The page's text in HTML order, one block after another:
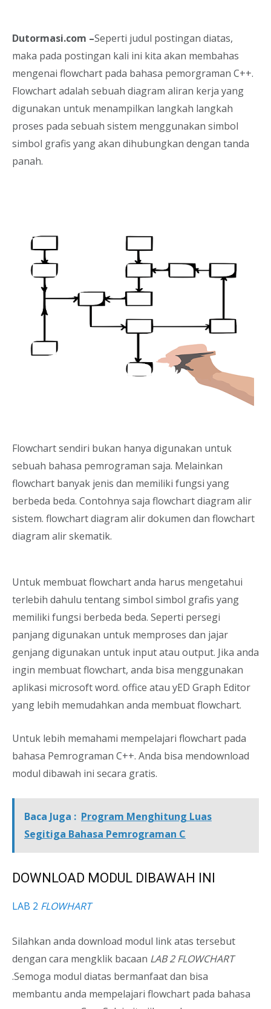
Dutormasi.com –Seperti judul postingan diatas,
maka pada postingan kali ini kita akan membahas
mengenai flowchart pada bahasa pemorgraman C++.
Flowchart adalah sebuah diagram aliran kerja yang
digunakan untuk menampilkan langkah langkah
proses pada sebuah sistem menggunakan simbol
simbol grafis yang akan dihubungkan dengan tanda
panah.
Flowchart sendiri bukan hanya digunakan untuk
sebuah bahasa pemrograman saja. Melainkan
flowchart banyak jenis dan memiliki fungsi yang
berbeda beda. Contohnya saja flowchart diagram alir
sistem. flowchart diagram alir dokumen dan flowchart
diagram alir skematik.
Untuk membuat flowchart anda harus mengetahui
terlebih dahulu tentang simbol simbol grafis yang
memiliki fungsi berbeda beda. Seperti persegi
panjang digunakan untuk memproses dan jajar
genjang digunakan untuk input atau output. Jika anda
ingin membuat flowchart, anda bisa menggunakan
aplikasi microsoft word. office atau yED Graph Editor
yang lebih memudahkan anda membuat flowchart.
Untuk lebih memahami mempelajari flowchart pada
bahasa Pemrograman C++. Anda bisa mendownload
modul dibawah ini secara gratis.
Baca Juga : Program Menghitung Luas
Segitiga Bahasa Pemrograman C
DOWNLOAD MODUL DIBAWAH INI
LAB 2 FLOWHART
Silahkan anda download modul link atas tersebut
dengan cara mengklik bacaan LAB 2 FLOWCHART
.Semoga modul diatas bermanfaat dan bisa
membantu anda mempelajari flowchart pada bahasa